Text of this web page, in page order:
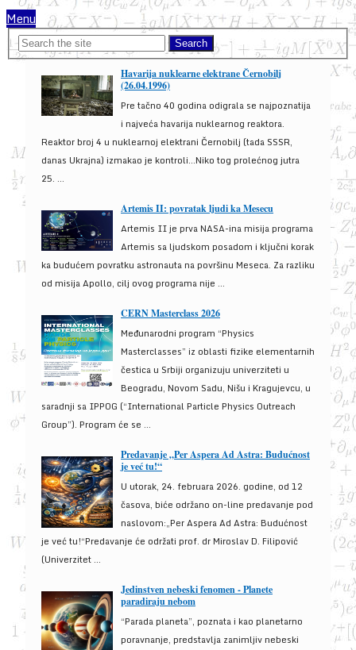
Menu
Havarija nuklearne elektrane Černobilj
(26.04.1996)
Pre tačno 40 godina odigrala se najpoznatija
i najveća havarija nuklearnog reaktora.
Reaktor broj 4 u nuklearnoj elektrani Černobilj (tada SSSR,
danas Ukrajna) izmakao je kontroli...Niko tog prolećnog jutra
25. ...
Artemis II: povratak ljudi ka Mesecu
Artemis II je prva NASA-ina misija programa
Artemis sa ljudskom posadom i ključni korak
ka budućem povratku astronauta na površinu Meseca. Za razliku
od misija Apollo, cilj ovog programa nije ...
CERN Masterclass 2026
Međunarodni program “Physics
Masterclasses” iz oblasti fizike elementarnih
čestica u Srbiji organizuju univerziteti u
Beogradu, Novom Sadu, Nišu i Kragujevcu, u
saradnji sa IPPOG (“International Particle Physics Outreach
Group”). Program će se ...
Predavanje „Per Aspera Ad Astra: Budućnost
je već tu!“
U utorak, 24. februara 2026. godine, od 12
časova, biće održano on-line predavanje pod
naslovom:„Per Aspera Ad Astra: Budućnost
je već tu!“Predavanje će održati prof. dr Miroslav D. Filipović
(Univerzitet ...
Jedinstven nebeski fenomen - Planete
paradiraju nebom
“Parada planeta”, poznata i kao planetarno
poravnanje, predstavlja zanimljiv nebeski